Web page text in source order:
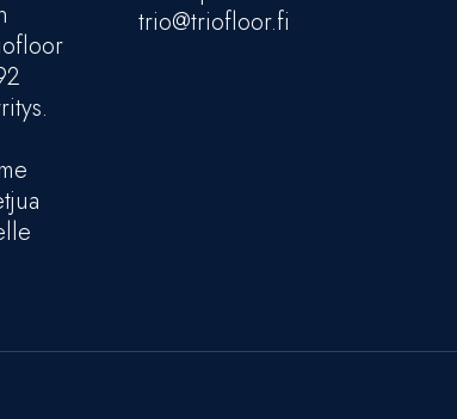
trio@triofloor.fi